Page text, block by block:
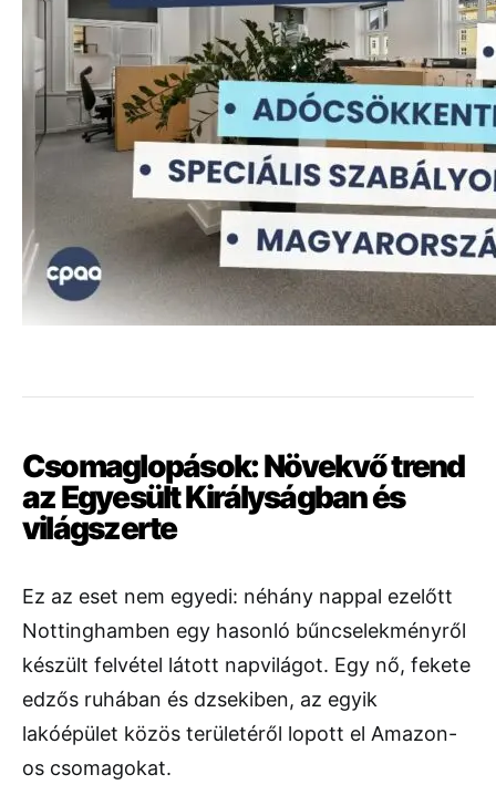
Csomaglopások: Növekvő trend
az Egyesült Királyságban és
világszerte
Ez az eset nem egyedi: néhány nappal ezelőtt
Nottinghamben egy hasonló bűncselekményről
készült felvétel látott napvilágot. Egy nő, fekete
edzős ruhában és dzsekiben, az egyik
lakóépület közös területéről lopott el Amazon-
os csomagokat.